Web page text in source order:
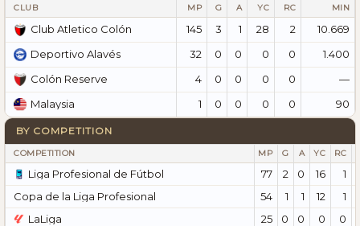
CLUB MP G A YC RC MIN
Club Atletico Colón 145 3 1 28 2
10.669
Deportivo Alavés
32 0 0 0 0
1.400
Colón Reserve
4 0 0 0 0
—
Malaysia
1 0 0 0 0 90
BY COMPETITION
COMPETITION MP G A YC RC
Liga Profesional de Fútbol 77 2 0 16 1
Copa de la Liga Profesional
54 1 1 12 1
LaLiga
25 0 0 0
0